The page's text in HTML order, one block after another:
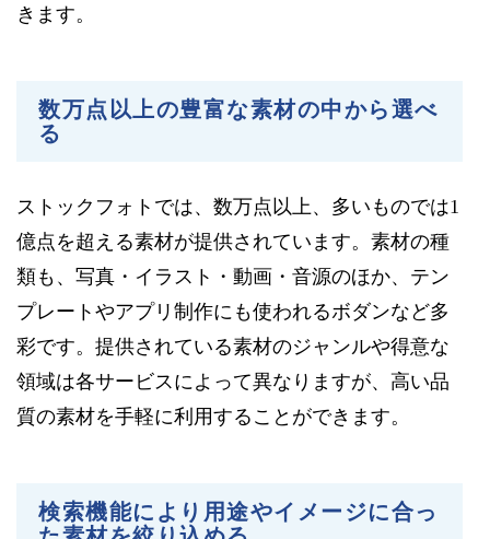
きます。
数万点以上の豊富な素材の中から選べ
る
ストックフォトでは、数万点以上、多いものでは1
億点を超える素材が提供されています。素材の種
類も、写真・イラスト・動画・音源のほか、テン
プレートやアプリ制作にも使われるボダンなど多
彩です。提供されている素材のジャンルや得意な
領域は各サービスによって異なりますが、高い品
質の素材を手軽に利用することができます。
検索機能により用途やイメージに合っ